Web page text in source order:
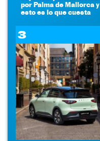
por Palma de Mallorca y
esto es lo que cuesta
3